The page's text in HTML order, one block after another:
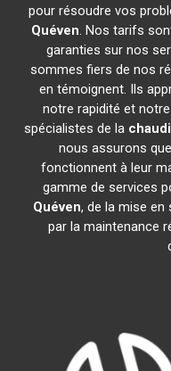
pour résoudre vos
Quéven. Nos tarifs
garanties sur nos
sommes fiers de nos
en témoignent. Ils
notre rapidité et
spécialistes de la
nous assurons
fonctionnent à leur
gamme de services
Quéven, de la mise en
par la maintenance